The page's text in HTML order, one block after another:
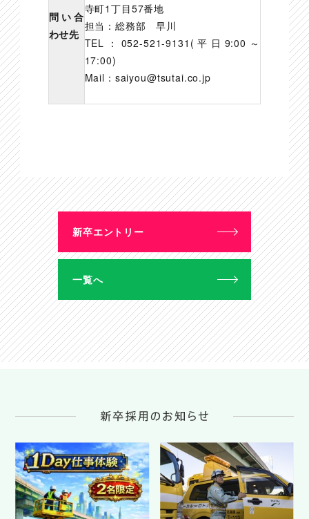
問い合
わせ先
寺町1丁目57番地
担当：総務部 早川
TEL：052-521-9131(平日9:00～
17:00)
Mail：saiyou@tsutai.co.jp
新卒エントリー
一覧へ